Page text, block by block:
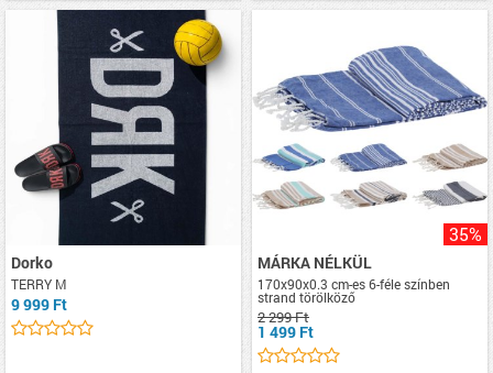
Dorko
TERRY M
9 999 Ft
35%
MÁRKA NÉLKÜL
170x90x0.3 cm-es 6-féle színben
strand törölköző
2 299 Ft
1 499 Ft